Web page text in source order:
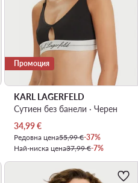
Промоция
KARL LAGERFELD
Сутиен без банели · Черен
Актуална цена
34,99€
Редовна цена55,99 €-37%
Най-ниска цена37,99 €-7%